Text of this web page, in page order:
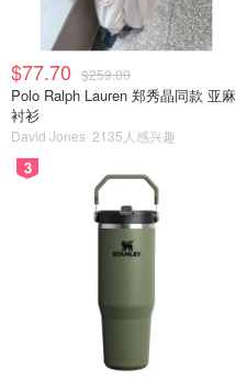
$77.70 $259.00
Polo Ralph Lauren 郑秀晶同款 亚麻
衬衫
David Jones 2135人感兴趣
3